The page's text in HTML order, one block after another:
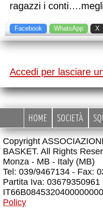
ragazzi i
Facebook WhatsApp X
Accedi per lasciare
HOME SOCIETÀ
Copyright
BASKET. All Rights
Monza - MB - Italy (MB)
Tel: 039/9467134 - Fax:
Partita Iva:
Policy